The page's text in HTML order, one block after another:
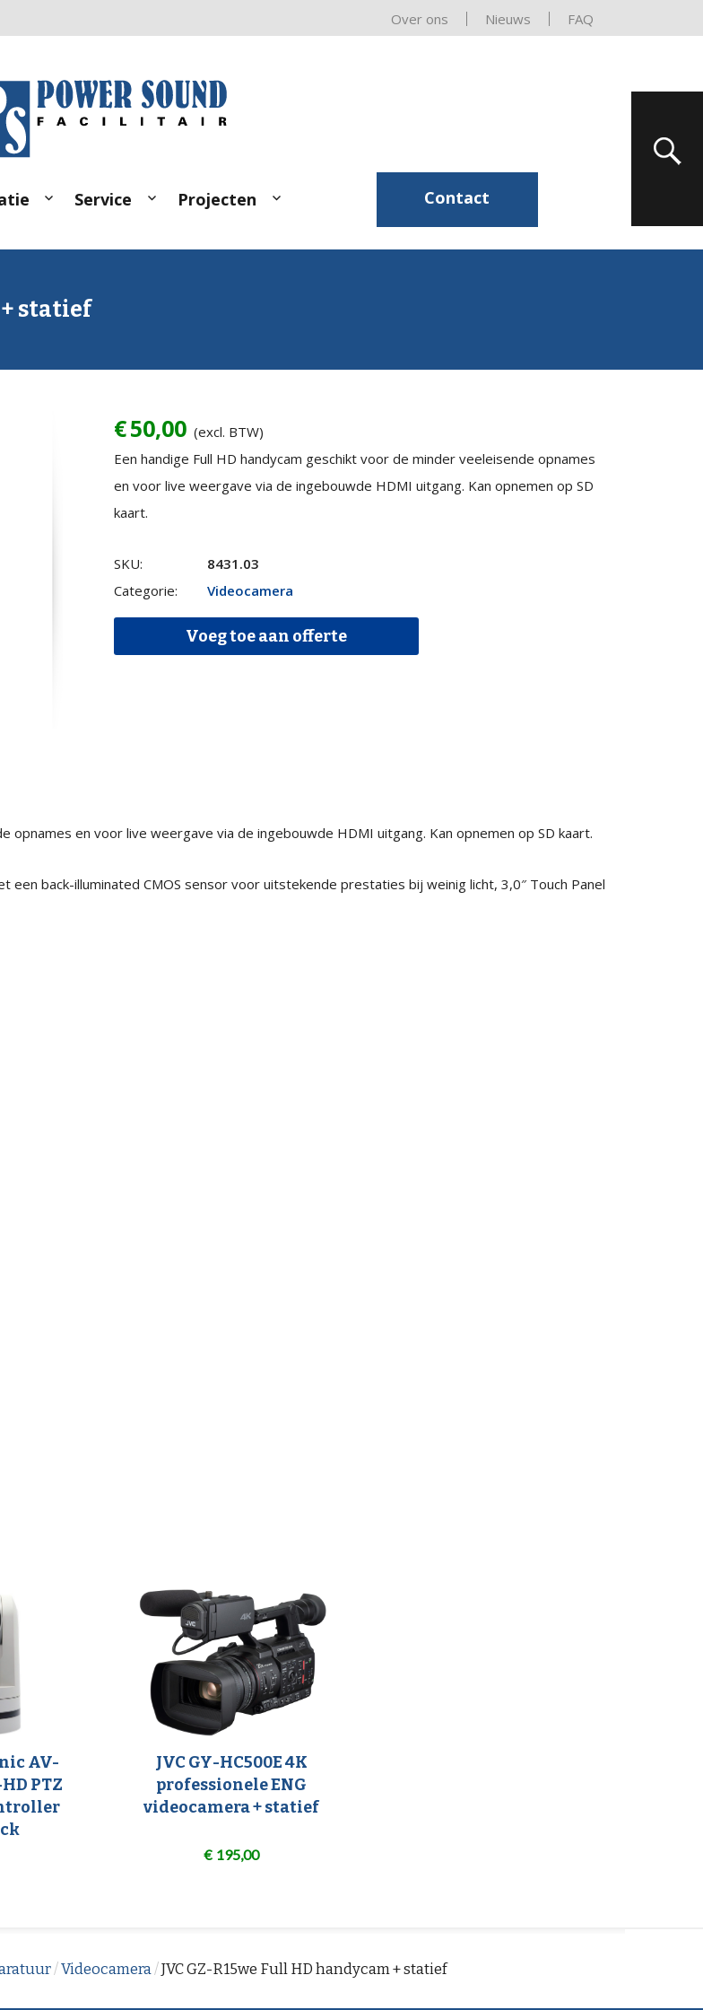
Over ons Nieuws FAQ
Service Projecten Contact
+ statief
€50,00 (excl. BTW)
Een handige Full HD handycam geschikt voor de minder veeleisende opnames
en voor live weergave via de ingebouwde HDMI uitgang. Kan opnemen op SD
kaart.
JVC
GZ-
R15we
SKU:
8431.03
Categorie:
Videocamera
Voeg toe aan offerte
opnames en voor live weergave via de ingebouwde HDMI uitgang. Kan opnemen op SD kaart.
back-illuminated CMOS sensor voor uitstekende prestaties bij weinig licht, 3,0″ Touch Panel
AV-
PTZ
JVC GY-HC500E 4K
professionele ENG
videocamera + statief
€ 195,00
/Videocamera/JVC GZ-R15we Full HD handycam + statief